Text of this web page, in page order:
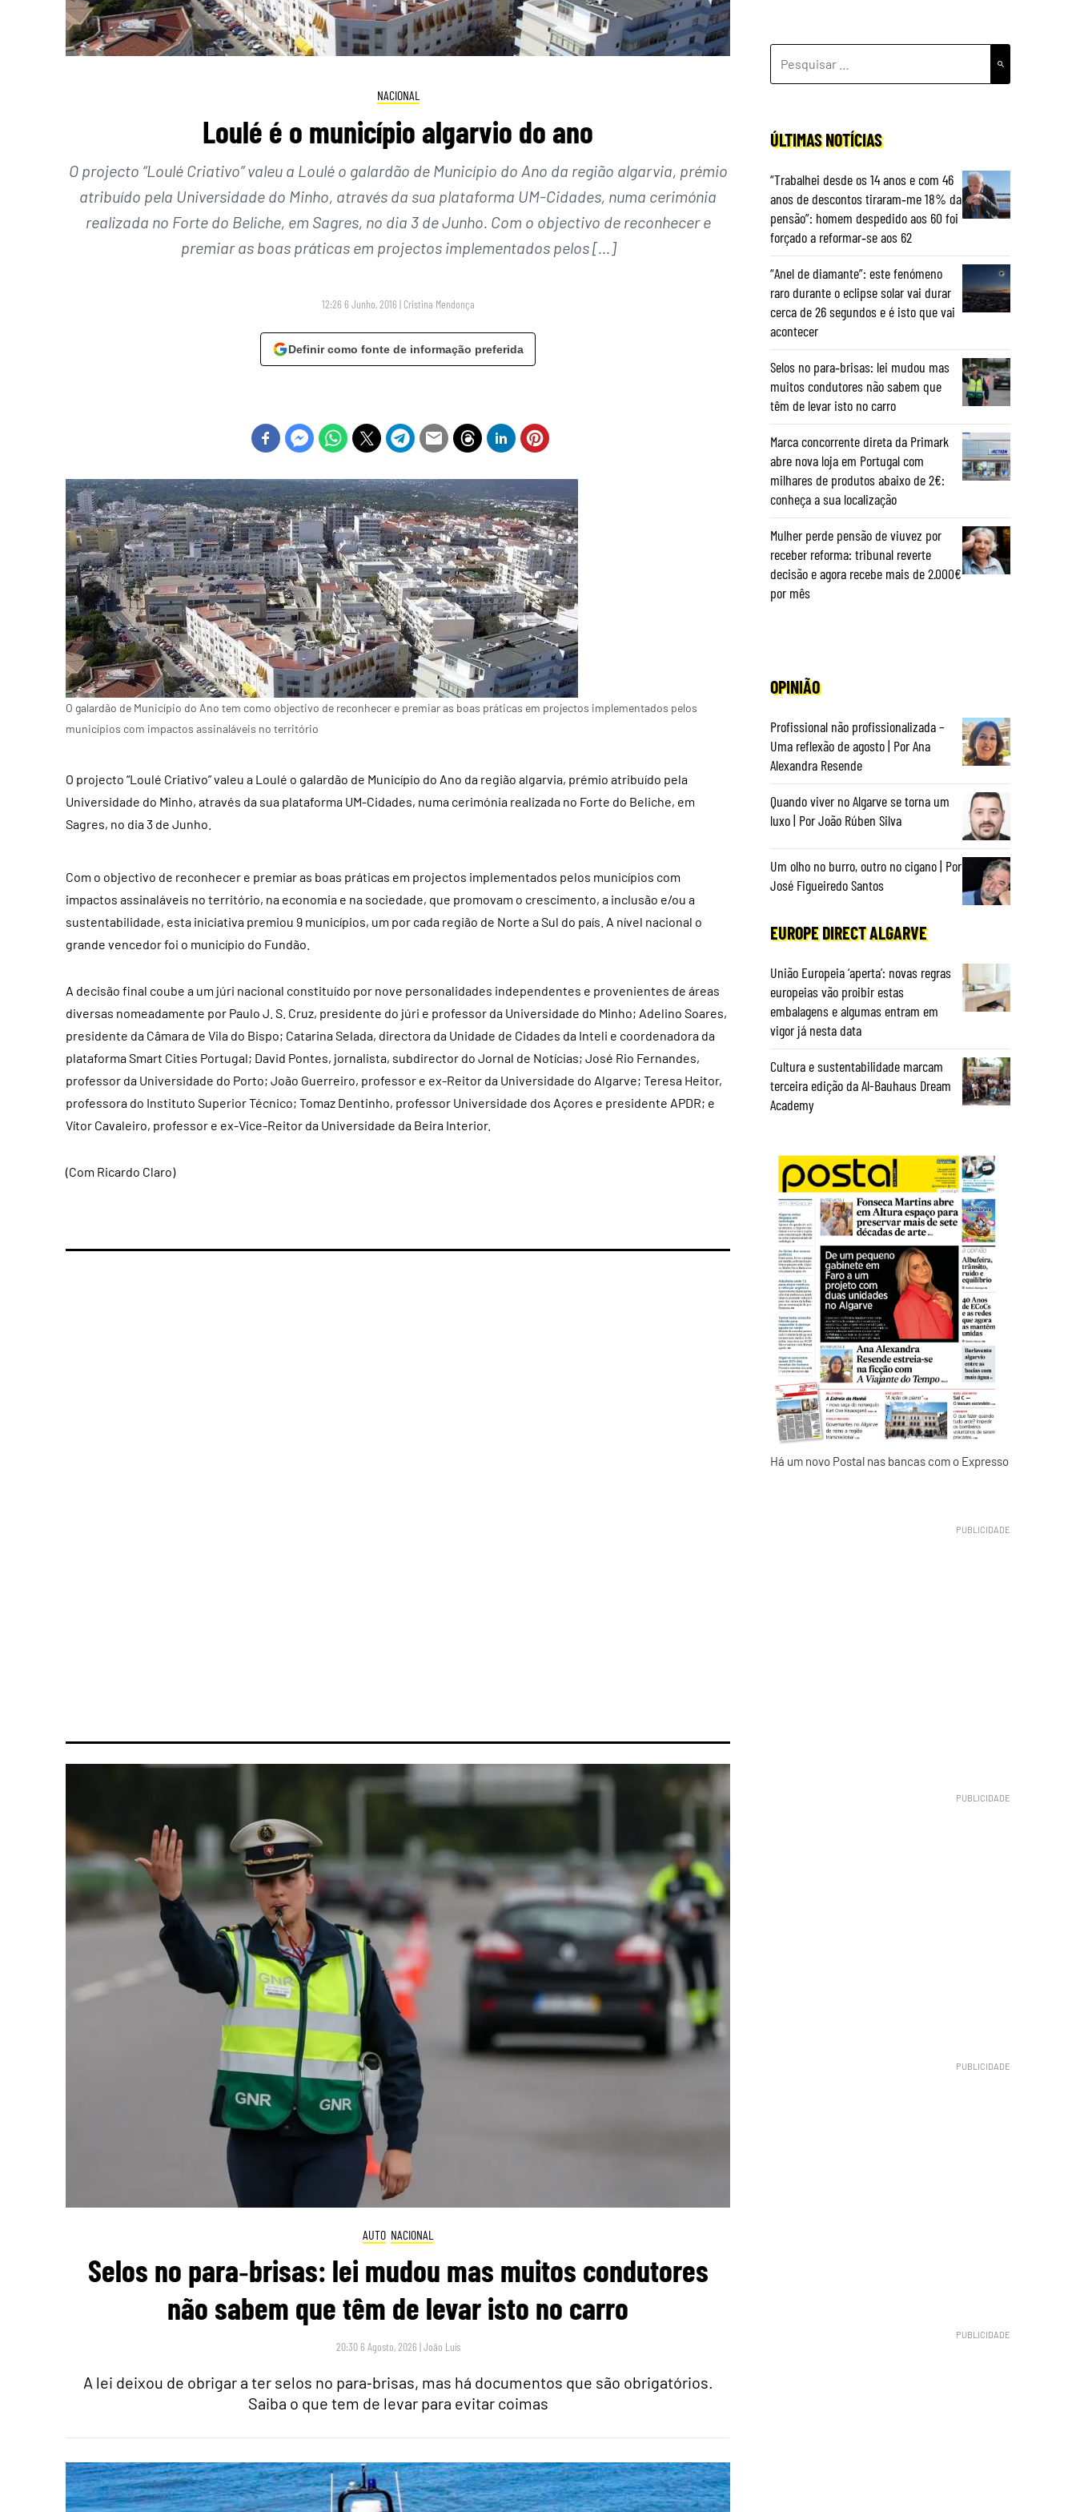
NACIONAL
Loulé é o município algarvio do ano
O projecto “Loulé Criativo” valeu a Loulé o galardão de Município do Ano da região algarvia, prémio
atribuído pela Universidade do Minho, através da sua plataforma UM-Cidades, numa cerimónia
realizada no Forte do Beliche, em Sagres, no dia 3 de Junho. Com o objectivo de reconhecer e
premiar as boas práticas em projectos implementados pelos […]
12:26 6 Junho, 2016 | Cristina Mendonça
Definir como fonte de informação preferida
O galardão de Município do Ano tem como objectivo de reconhecer e premiar as boas práticas em projectos implementados pelos
municípios com impactos assinaláveis no território
O projecto “Loulé Criativo” valeu a Loulé o galardão de Município do Ano da região algarvia, prémio atribuído pela
Universidade do Minho, através da sua plataforma UM-Cidades, numa cerimónia realizada no Forte do Beliche, em
Sagres, no dia 3 de Junho.
Com o objectivo de reconhecer e premiar as boas práticas em projectos implementados pelos municípios com
impactos assinaláveis no território, na economia e na sociedade, que promovam o crescimento, a inclusão e/ou a
sustentabilidade, esta iniciativa premiou 9 municípios, um por cada região de Norte a Sul do país. A nível nacional o
grande vencedor foi o município do Fundão.
A decisão final coube a um júri nacional constituído por nove personalidades independentes e provenientes de áreas
diversas nomeadamente por Paulo J. S. Cruz, presidente do júri e professor da Universidade do Minho; Adelino Soares,
presidente da Câmara de Vila do Bispo; Catarina Selada, directora da Unidade de Cidades da Inteli e coordenadora da
plataforma Smart Cities Portugal; David Pontes, jornalista, subdirector do Jornal de Notícias; José Rio Fernandes,
professor da Universidade do Porto; João Guerreiro, professor e ex-Reitor da Universidade do Algarve; Teresa Heitor,
professora do Instituto Superior Técnico; Tomaz Dentinho, professor Universidade dos Açores e presidente APDR; e
Vítor Cavaleiro, professor e ex-Vice-Reitor da Universidade da Beira Interior.
(Com Ricardo Claro)
AUTO NACIONAL
Selos no para‑brisas: lei mudou mas muitos condutores
não sabem que têm de levar isto no carro
20:30 6 Agosto, 2026 |João Luís
A lei deixou de obrigar a ter selos no para‑brisas, mas há documentos que são obrigatórios.
Saiba o que tem de levar para evitar coimas
POR:
ÚLTIMAS NOTÍCIAS
“Trabalhei desde os 14 anos e com 46
anos de descontos tiraram‑me 18% da
pensão”: homem despedido aos 60 foi
forçado a reformar‑se aos 62
“Anel de diamante”: este fenómeno
raro durante o eclipse solar vai durar
cerca de 26 segundos e é isto que vai
acontecer
Selos no para‑brisas: lei mudou mas
muitos condutores não sabem que
têm de levar isto no carro
Marca concorrente direta da Primark
abre nova loja em Portugal com
milhares de produtos abaixo de 2€:
conheça a sua localização
Mulher perde pensão de viuvez por
receber reforma: tribunal reverte
decisão e agora recebe mais de 2.000€
por mês
OPINIÃO
Profissional não profissionalizada –
Uma reflexão de agosto | Por Ana
Alexandra Resende
Quando viver no Algarve se torna um
luxo | Por João Rúben Silva
Um olho no burro, outro no cigano | Por
José Figueiredo Santos
EUROPE DIRECT ALGARVE
União Europeia ‘aperta’: novas regras
europeias vão proibir estas
embalagens e algumas entram em
vigor já nesta data
Cultura e sustentabilidade marcam
terceira edição da Al-Bauhaus Dream
Academy
Há um novo Postal nas bancas com o Expresso